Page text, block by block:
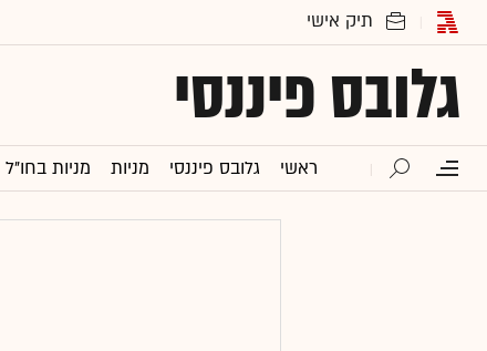
גלובס פיננסי
ראשי גלובס פיננסי מניות מניות בחו"ל